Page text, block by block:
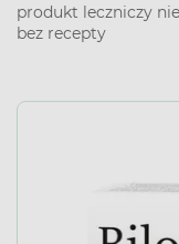
produkt leczniczy
bez recepty